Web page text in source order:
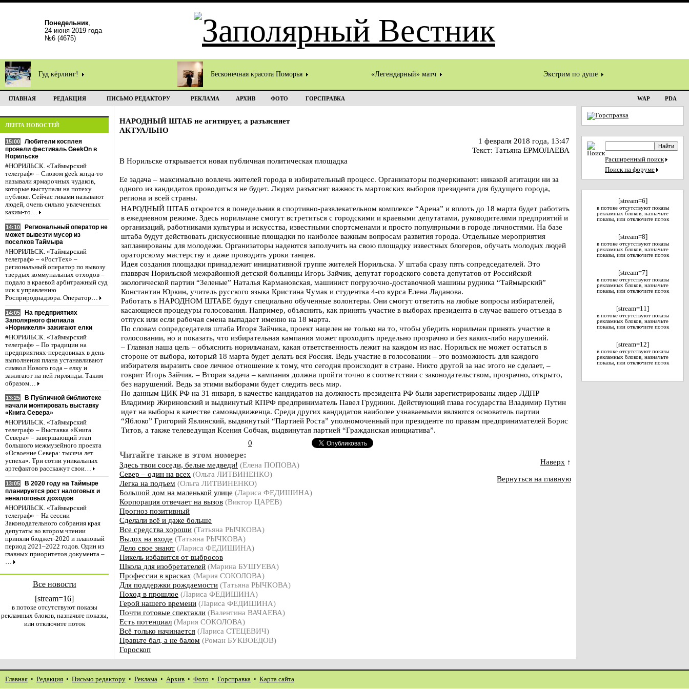
Понедельник,
24 июня 2019 года
№6 (4675)
Гуд кёрлинг! Бесконечная красота Поморья «Легендарный» матч Экстрим по душе
ГЛАВНАЯ РЕДАКЦИЯ ПИСЬМО РЕДАКТОРУ РЕКЛАМА АРХИВ ФОТО ГОРСПРАВКА WAP PDA
ЛЕНТА НОВОСТЕЙ
15:00
Любители косплея
провели фестиваль GeekOn в
Норильске
#НОРИЛЬСК. «Таймырский
телеграф» – Словом geek когда-то
называли ярмарочных чудаков,
которые выступали на потеху
публике. Сейчас гиками называют
людей, очень сильно увлеченных
каким-то…
14:10
Региональный оператор не
может вывезти мусор из
поселков Таймыра
#НОРИЛЬСК. «Таймырский
телеграф» – «РостТех» –
региональный оператор по вывозу
твердых коммунальных отходов –
подало в краевой арбитражный суд
иск к управлению
Росприроднадзора. Оператор…
14:05
На предприятиях
Заполярного филиала
«Норникеля» зажигают елки
#НОРИЛЬСК. «Таймырский
телеграф» – По традиции на
предприятиях-передовиках в день
выполнения плана устанавливают
символ Нового года – елку и
зажигают на ней гирлянды. Таким
образом…
13:25
В Публичной библиотеке
начали монтировать выставку
«Книга Севера»
#НОРИЛЬСК. «Таймырский
телеграф» – Выставка «Книга
Севера» – завершающий этап
большого межмузейного проекта
«Освоение Севера: тысяча лет
успеха». Три сотни уникальных
артефактов расскажут свои…
13:05
В 2020 году на Таймыре
планируется рост налоговых и
неналоговых доходов
#НОРИЛЬСК. «Таймырский
телеграф» – На сессии
Законодательного собрания края
депутаты во втором чтении
приняли бюджет-2020 и плановый
период 2021–2022 годов. Один из
главных приоритетов документа –
…
Все новости
[stream=16]
в потоке отсутствуют показы
рекламных блоков, назначьте показы,
или отключите поток
НАРОДНЫЙ ШТАБ не агитирует, а разъясняет
АКТУАЛЬНО
1 февраля 2018 года, 13:47
Текст: Татьяна ЕРМОЛАЕВА
В Норильске открывается новая публичная политическая площадка
Ее задача – максимально вовлечь жителей города в избирательный процесс. Организаторы подчеркивают: никакой агитации ни за
одного из кандидатов проводиться не будет. Людям разъяснят важность мартовских выборов президента для будущего города,
региона и всей страны.
НАРОДНЫЙ ШТАБ откроется в понедельник в спортивно-развлекательном комплексе “Арена” и вплоть до 18 марта будет работать
в ежедневном режиме. Здесь норильчане смогут встретиться с городскими и краевыми депутатами, руководителями предприятий и
организаций, работниками культуры и искусства, известными спортсменами и просто популярными в городе личностями. На базе
штаба будут действовать дискуссионные площадки по наиболее важным вопросам развития города. Отдельные мероприятия
запланированы для молодежи. Организаторы надеются заполучить на свою площадку известных блогеров, обучать молодых людей
ораторскому мастерству и даже проводить уроки танцев.
Идея создания площадки принадлежит инициативной группе жителей Норильска. У штаба сразу пять сопредседателей. Это
главврач Норильской межрайонной детской больницы Игорь Зайчик, депутат городского совета депутатов от Российской
экологической партии “Зеленые” Наталья Кармановская, машинист погрузочно-доставочной машины рудника “Таймырский”
Константин Юркин, учитель русского языка Кристина Чумак и студентка 4-го курса Елена Ладанова.
Работать в НАРОДНОМ ШТАБЕ будут специально обученные волонтеры. Они смогут ответить на любые вопросы избирателей,
касающиеся процедуры голосования. Например, объяснить, как принять участие в выборах президента в случае вашего отъезда в
отпуск или если рабочая смена выпадает именно на 18 марта.
По словам сопредседателя штаба Игоря Зайчика, проект нацелен не только на то, чтобы убедить норильчан принять участие в
голосовании, но и показать, что избирательная кампания может проходить предельно прозрачно и без каких-либо нарушений.
– Главная наша цель – объяснить норильчанам, какая ответственность лежит на каждом из нас. Норильск не может остаться в
стороне от выбора, который 18 марта будет делать вся Россия. Ведь участие в голосовании – это возможность для каждого
избирателя выразить свое личное отношение к тому, что сегодня происходит в стране. Никто другой за нас этого не сделает, –
говрит Игорь Зайчик. – Вторая задача – кампания должна пройти точно в соответствии с законодательством, прозрачно, открыто,
без нарушений. Ведь за этими выборами будет следить весь мир.
По данным ЦИК РФ на 31 января, в качестве кандидатов на должность президента РФ были зарегистрированы лидер ЛДПР
Владимир Жириновский и выдвинутый КПРФ предприниматель Павел Грудинин. Действующий глава государства Владимир Путин
идет на выборы в качестве самовыдвиженца. Среди других кандидатов наиболее узнаваемыми являются основатель партии
“Яблоко” Григорий Явлинский, выдвинутый “Партией Роста” уполномоченный при президенте по правам предпринимателей Борис
Титов, а также телеведущая Ксения Собчак, выдвинутая партией “Гражданская инициатива”.
0
Читайте также в этом номере:
Здесь твои соседи, белые медведи! (Елена ПОПОВА)
Север – один на всех (Ольга ЛИТВИНЕНКО)
Легка на подъем (Ольга ЛИТВИНЕНКО)
Большой дом на маленькой улице (Лариса ФЕДИШИНА)
Корпорация отвечает на вызов (Виктор ЦАРЕВ)
Прогноз позитивный
Сделали всё и даже больше
Все средства хороши (Татьяна РЫЧКОВА)
Выдох на входе (Татьяна РЫЧКОВА)
Дело свое знают (Лариса ФЕДИШИНА)
Никель избавится от выбросов
Школа для изобретателей (Марина БУШУЕВА)
Профессии в красках (Мария СОКОЛОВА)
Для поддержки рождаемости (Татьяна РЫЧКОВА)
Поход в прошлое (Лариса ФЕДИШИНА)
Герой нашего времени (Лариса ФЕДИШИНА)
Почти готовые спектакли (Валентина ВАЧАЕВА)
Есть потенциал (Мария СОКОЛОВА)
Всё только начинается (Лариса СТЕЦЕВИЧ)
Правьте бал, а не балом (Роман БУКВОЕДОВ)
Гороскоп
Наверх ↑
Вернуться на главную
Расширенный поиск
Поиск на форуме
[stream=6]
в потоке отсутствуют показы
рекламных блоков, назначьте
показы, или отключите поток
[stream=8]
в потоке отсутствуют показы
рекламных блоков, назначьте
показы, или отключите поток
[stream=7]
в потоке отсутствуют показы
рекламных блоков, назначьте
показы, или отключите поток
[stream=11]
в потоке отсутствуют показы
рекламных блоков, назначьте
показы, или отключите поток
[stream=12]
в потоке отсутствуют показы
рекламных блоков, назначьте
показы, или отключите поток
Главная • Редакция • Письмо редактору • Реклама • Архив • Фото • Горсправка • Карта сайта